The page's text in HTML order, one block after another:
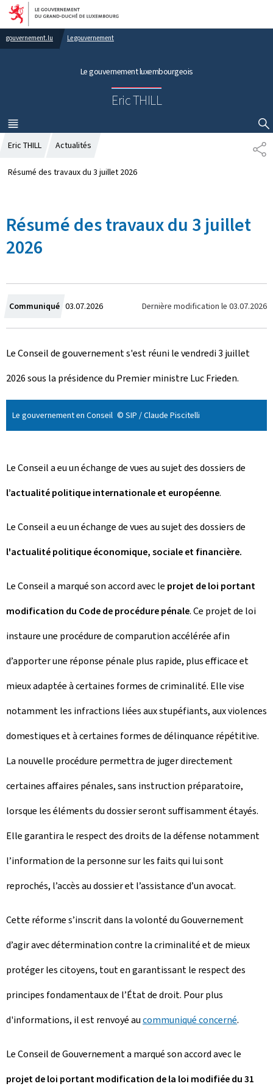
Aller au menu principal
Aller au contenu
gouvernement.lu Le gouvernement
Le gouvernement luxembourgeois
Eric THILL
MENU
PRINCIPAL
AFFICHER / MASQUER LA RECHERCHE
P
A
Eric THILL Actualités
Résumé des travaux du 3 juillet 2026
Résumé des travaux du 3 juillet
2026
Communiqué C
r
é
e
e
03.07.2026 Dernière modification le 03.07.2026
Le Conseil de gouvernement s'est réuni le vendredi 3 juillet
2026 sous la présidence du Premier ministre Luc Frieden.
Le gouvernement en Conseil © SIP / Claude Piscitelli
Le Conseil a eu un échange de vues au sujet des dossiers de
l’actualité politique internationale et européenne.
Le Conseil a eu un échange de vues au sujet des dossiers de
l'actualité politique économique, sociale et financière.
Le Conseil a marqué son accord avec le projet de loi portant
modification du Code de procédure pénale. Ce projet de loi
instaure une procédure de comparution accélérée afin
d’apporter une réponse pénale plus rapide, plus efficace et
mieux adaptée à certaines formes de criminalité. Elle vise
notamment les infractions liées aux stupéfiants, aux violences
domestiques et à certaines formes de délinquance répétitive.
La nouvelle procédure permettra de juger directement
certaines affaires pénales, sans instruction préparatoire,
lorsque les éléments du dossier seront suffisamment étayés.
Elle garantira le respect des droits de la défense notamment
l’information de la personne sur les faits qui lui sont
reprochés, l’accès au dossier et l’assistance d’un avocat.
Cette réforme s’inscrit dans la volonté du Gouvernement
d’agir avec détermination contre la criminalité et de mieux
protéger les citoyens, tout en garantissant le respect des
principes fondamentaux de l’État de droit. Pour plus
d'informations, il est renvoyé aucommuniqué concerné.
Le Conseil de Gouvernement a marqué son accord avec le
projet de loi portant modification de la loi modifiée du 31